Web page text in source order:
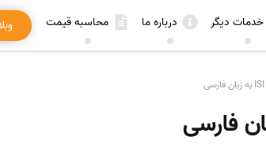
خدمات دیگر درباره ما محاسبه قیمت